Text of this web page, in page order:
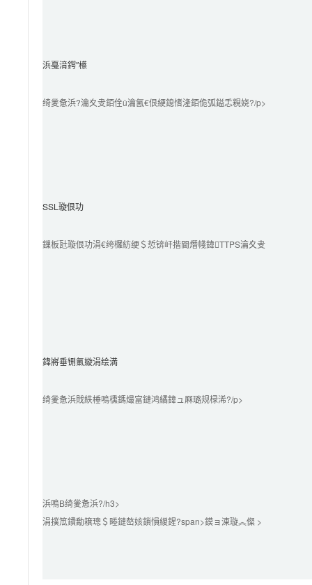
浜戞湇鍔″櫒
绮夎惫浜?瀹夊叏銆佺ǔ瀹氥€佷綆鎴愭湰銆佹弧鎰忎粯娆?/p>
SSL璇佷功
鏁板瓧璇佷功涓€绔欏紡绠＄悊锛屽揩閫熸帴鍏TTPS瀹夊叏
鍏嶈垂铏氭嫙涓绘満
绮夎惫浜戝紩棰嗚櫄鎷熶富鏈鸿繘鍏ュ厤璐规椂浠?/p>
浜嗚В绮夎惫浜?/h3>
涓撲笟鐨勪簯璁＄畻鏈嶅姟鎻愪緵鍟?span>鏌ョ湅璇︽儏 >